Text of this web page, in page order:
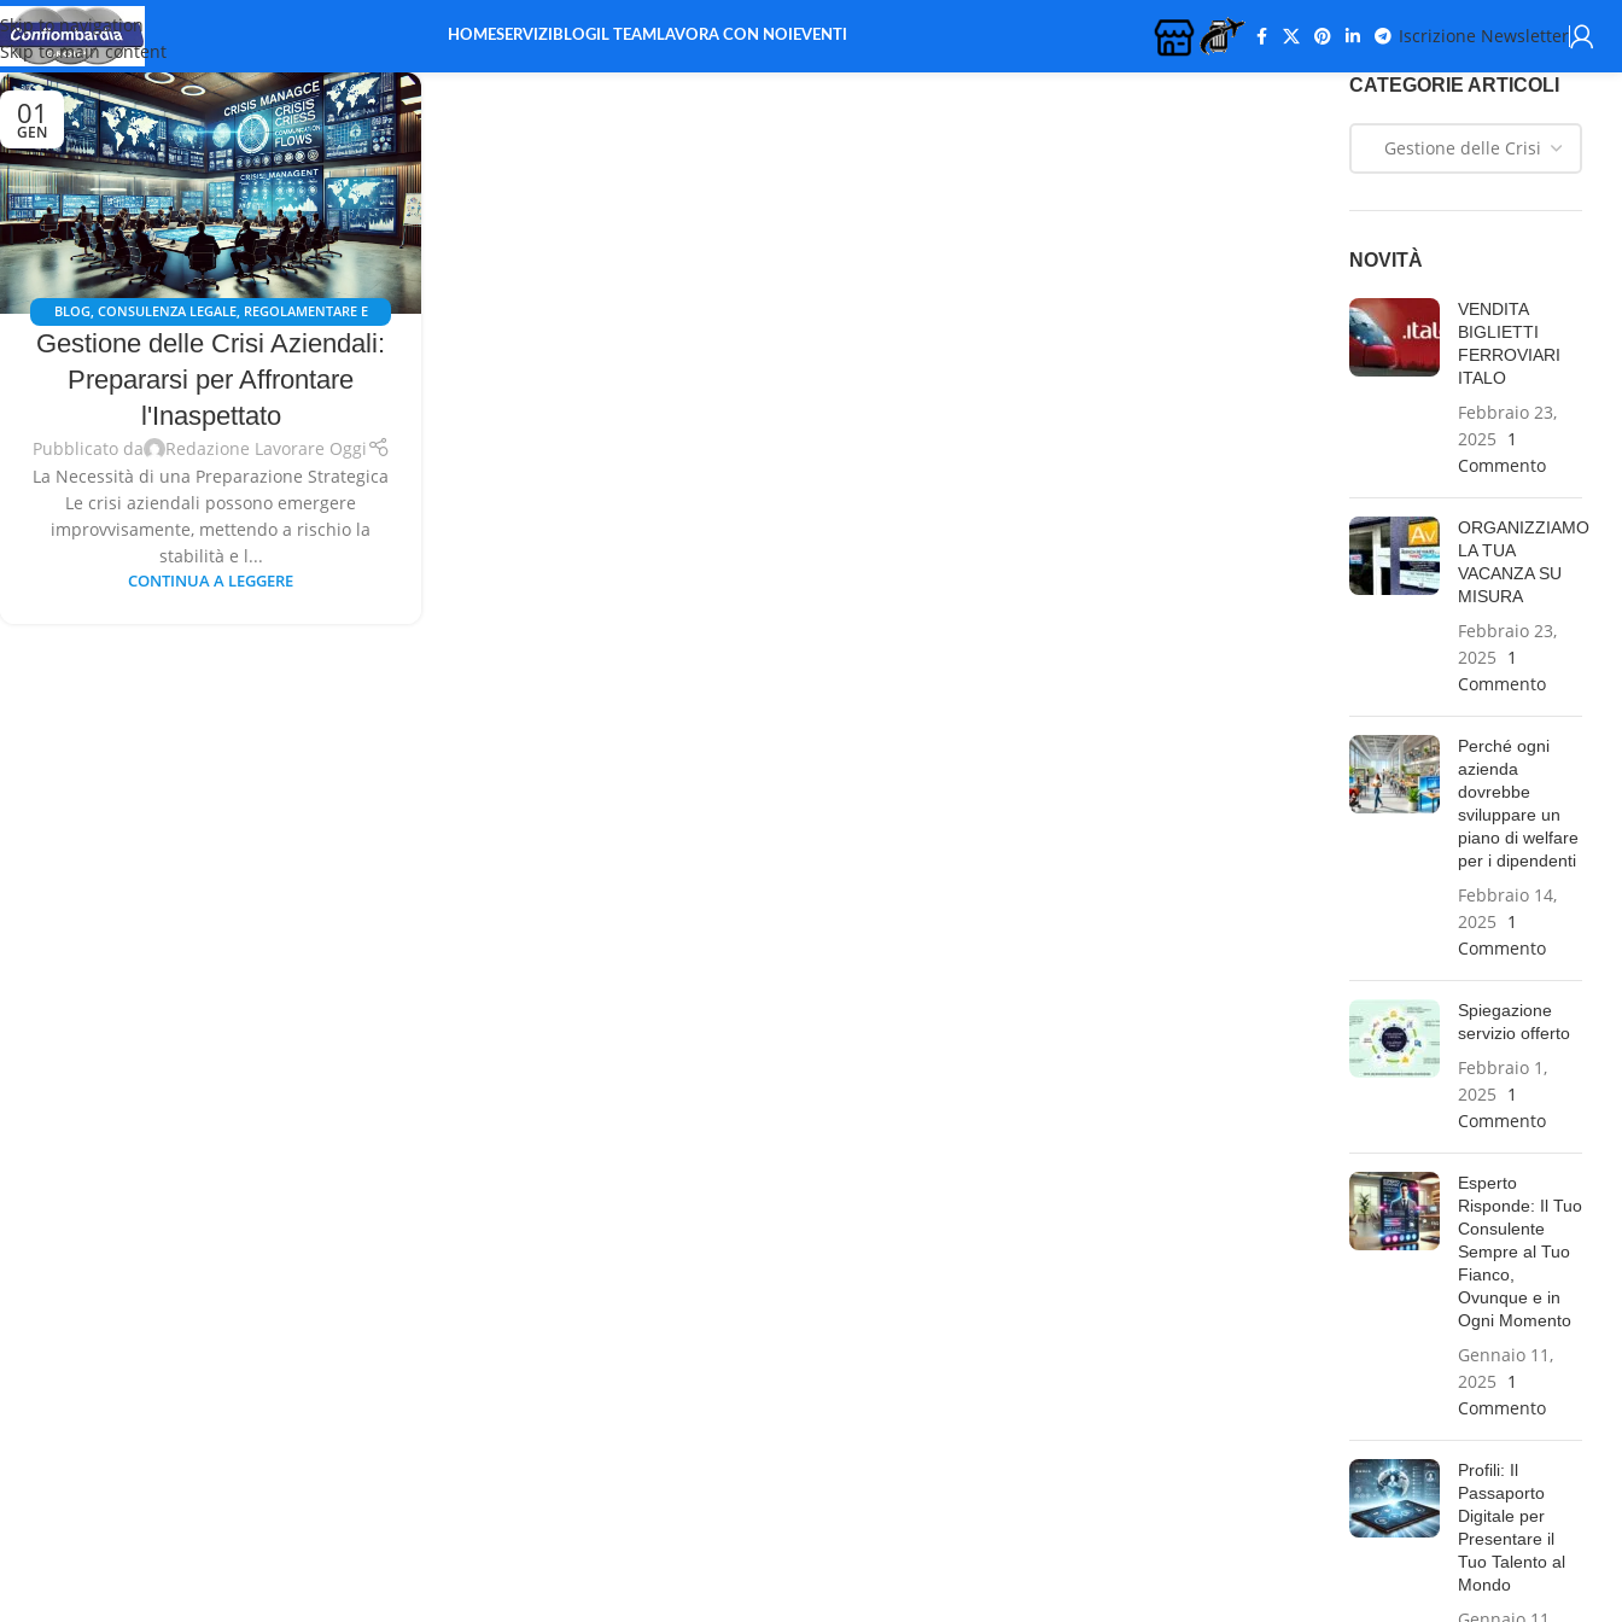
Skip to navigation
Skip to main content
HOMESERVIZI BLOG IL TEAM LAVORA CON NOI EVENTI Iscrizione Newsletter
01
GEN
BLOG, CONSULENZA LEGALE, REGOLAMENTARE E
GESTIONE DELLE CRISI,GESTIONE DELLE CRISI AZIENDALI
Gestione delle Crisi Aziendali:
Prepararsi per Affrontare
l'Inaspettato
Pubblicato da
Redazione Lavorare Oggi
La Necessità di una Preparazione Strategica
Le crisi aziendali possono emergere
improvvisamente, mettendo a rischio la
stabilità e l...
CONTINUA A LEGGERE
CATEGORIE ARTICOLI
NOVITÀ
VENDITA
BIGLIETTI
FERROVIARI
ITALO
Febbraio 23,
2025 1
Commento
ORGANIZZIAMO
LA TUA
VACANZA SU
MISURA
Febbraio 23,
2025 1
Commento
Perché ogni
azienda
dovrebbe
sviluppare un
piano di welfare
per i dipendenti
Febbraio 14,
2025 1
Commento
Spiegazione
servizio offerto
Febbraio 1,
2025 1
Commento
Esperto
Risponde: Il Tuo
Consulente
Sempre al Tuo
Fianco,
Ovunque e in
Ogni Momento
Gennaio 11,
2025 1
Commento
Profili: Il
Passaporto
Digitale per
Presentare il
Tuo Talento al
Mondo